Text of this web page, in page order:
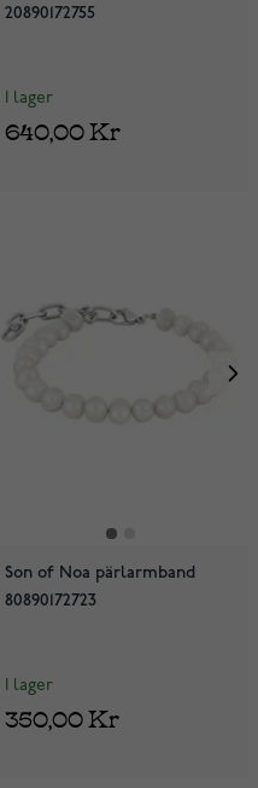
20890172755
I lager
640,00 Kr
Son of Noa pärlarmband
80890172723
I lager
350,00 Kr